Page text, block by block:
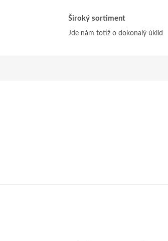
Široký sortiment
Jde nám totiž o dokonalý úklid